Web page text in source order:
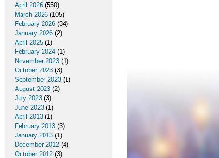
April 2026 (550)
March 2026 (105)
February 2026 (34)
January 2026 (2)
April 2025 (1)
February 2024 (1)
November 2023 (1)
October 2023 (3)
September 2023 (1)
August 2023 (2)
July 2023 (3)
June 2023 (1)
April 2013 (1)
February 2013 (3)
January 2013 (1)
December 2012 (4)
October 2012 (3)